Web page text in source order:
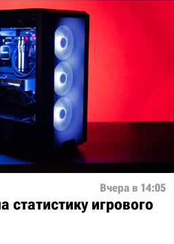
Вчера в 14:05
статистику игрового